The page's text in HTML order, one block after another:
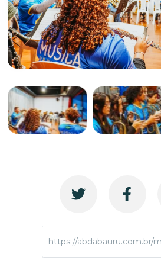
https://abdabauru.com.br/